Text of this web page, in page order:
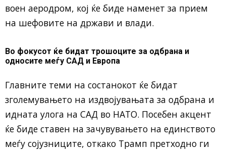
воен аеродром, кој ќе биде наменет за прием
на шефовите на држави и влади.
Во фокусот ќе бидат трошоците за одбрана и
односите меѓу САД и Европа
Главните теми на состанокот ќе бидат
зголемувањето на издвојувањата за одбрана и
идната улога на САД во НАТО. Посебен акцент
ќе биде ставен на зачувувањето на единството
меѓу сојузниците, откако Трамп претходно ги